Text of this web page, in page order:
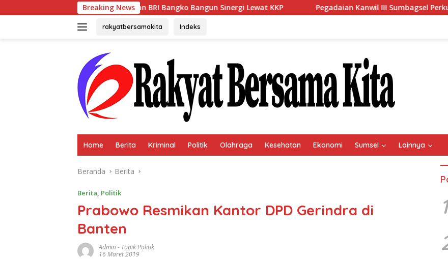
ke
Breaking News
BPN Merangin dan BRI Bangko Bangun Sinergi Lewat KKP Pegadaian Kanwil III Sumbagsel Perkuat
rakyatbersamakita Indeks
Home Berita Kriminal Politik Olahraga Kesehatan Ekonomi Sumsel Lainnya
Beranda Berita
Berita, Politik
Prabowo Resmikan Kantor DPD Gerindra di
Banten
Admin- Topik Politik
16 Maret 2019
1